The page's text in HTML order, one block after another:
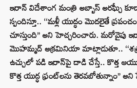
ఇరాన్ విదేశాంగ మంత్రి అబ్బాస్ అరఘ్చీ
స్పందిస్తూ.. ‘‘మళ్లీ యుద్ధం మొదలైతే
చూస్తుంది’’ అని హెచ్చరించారు. మరోవైపు
మొహమ్మద్ అక్రమినియా మాట్లాడుతూ..
ఉచ్చులో పడి ఇరాన్‌పై దాడి చేస్తే.. కొత్త
కొత్త యుద్ధ ఫ్రంట్‌లను తెరవబోతున్నాం’’